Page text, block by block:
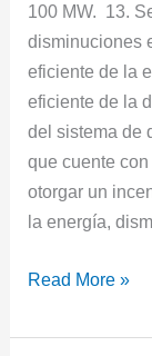
100 MW. 13.
disminuciones
eficiente de la
eficiente de la
del sistema de
que cuente
otorgar un
la energía,
Read More »